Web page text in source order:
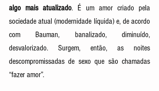
algo mais atualizado. É um amor criado pela
sociedade atual (modernidade líquida) e, de acordo
com Bauman, banalizado, diminuído,
desvalorizado. Surgem, então, as noites
descompromissadas de sexo que são chamadas
“fazer amor”.